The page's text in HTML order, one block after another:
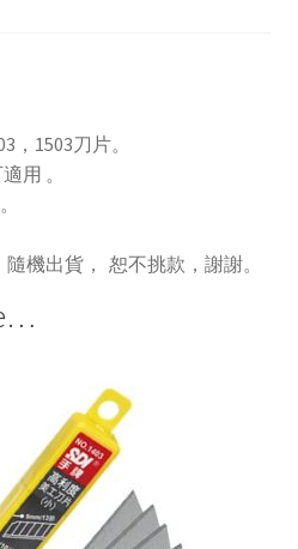
，1503刀片。
用 。
機出貨， 恕不挑款，謝謝。